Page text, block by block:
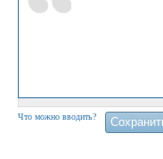
Что можно вводить?